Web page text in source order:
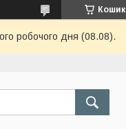
Кошик
робочого дня (08.08).